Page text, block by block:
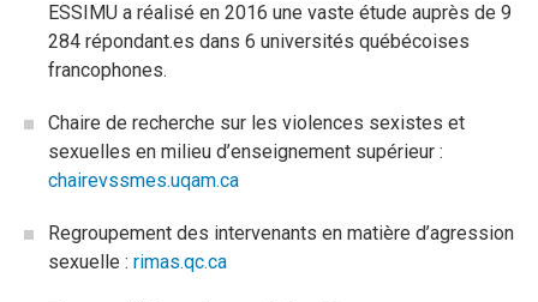
ESSIMU a réalisé en 2016 une vaste étude auprès de 9
284 répondant.es dans 6 universités québécoises
francophones.
Chaire de recherche sur les violences sexistes et
sexuelles en milieu d’enseignement supérieur :
chairevssmes.uqam.ca
Regroupement des intervenants en matière d’agression
sexuelle : rimas.qc.ca